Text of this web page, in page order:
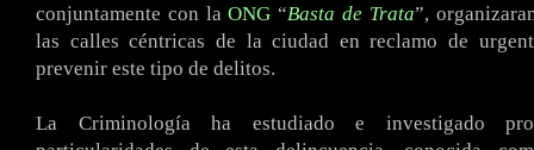
conjuntamente con laONG “Basta de Trata”,
las calles céntricas de la ciudad en reclamo de
prevenir este tipo de delitos.
La Criminología ha estudiado e investigado